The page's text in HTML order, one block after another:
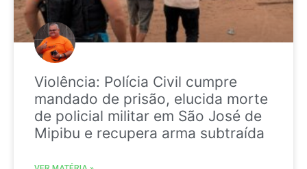
Violência: Polícia Civil cumpre
mandado de prisão, elucida morte
de policial militar em São José de
Mipibu e recupera arma subtraída